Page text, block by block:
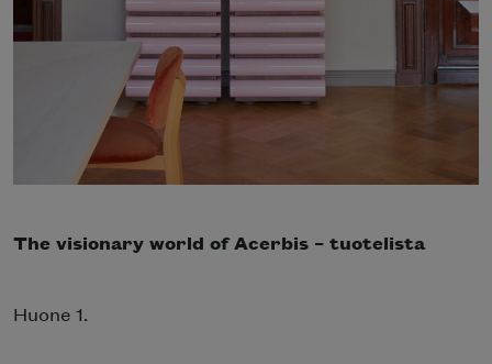
The visionary world of Acerbis – tuotelista
Huone 1.